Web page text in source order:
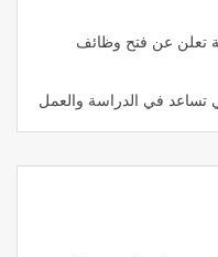
تعلن عن فتح وظائف
تساعد في الدراسة والعمل